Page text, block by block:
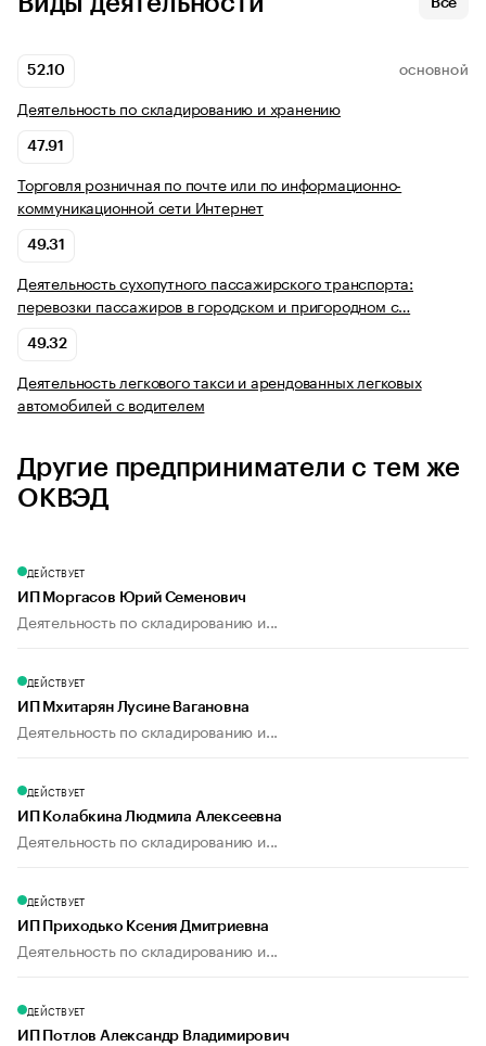
Все
52.10 ОСНОВНОЙ
Деятельность по складированию и хранению
47.91
Торговля розничная по почте или по информационно-
коммуникационной сети Интернет
49.31
Деятельность сухопутного пассажирского транспорта:
перевозки пассажиров в городском и пригородном с…
49.32
Деятельность легкового такси и арендованных легковых
автомобилей с водителем
Другие предприниматели с тем же
ОКВЭД
ДЕЙСТВУЕТ
ИП Моргасов Юрий Семенович
Деятельность по складированию и...
ДЕЙСТВУЕТ
ИП Мхитарян Лусине Вагановна
Деятельность по складированию и...
ДЕЙСТВУЕТ
ИП Колабкина Людмила Алексеевна
Деятельность по складированию и...
ДЕЙСТВУЕТ
ИП Приходько Ксения Дмитриевна
Деятельность по складированию и...
ДЕЙСТВУЕТ
ИП Потлов Александр Владимирович